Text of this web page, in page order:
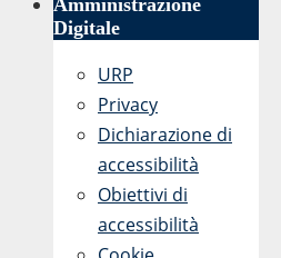
Amministrazione
Digitale
URP
Privacy
Dichiarazione di
accessibilità
Obiettivi di
accessibilità